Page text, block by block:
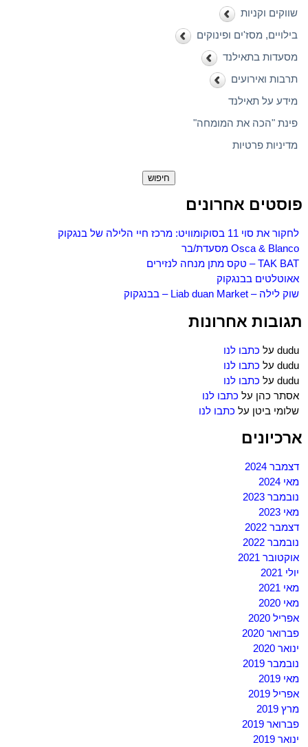
שווקים וקניות
בילויים, מסז'ים ופינוקים
מסעדות בתאילנד
תרבות ואירועים
מידע על תאילנד
פינת "הכה את המומחה"
מדיניות פרטיות
פוסטים אחרונים
לחקור את סוי 11 בסוקומוויט: מרכז חיי הלילה של בנגקוק
Osca & Blanco מסעדת/בר
TAK BAT – טקס מתן מנחה לנזירים
אאוטלטים בבנגקוק
שוק לילה – Liab duan Market – בבנגקוק
תגובות אחרונות
dudu על כתבו לנו
dudu על כתבו לנו
dudu על כתבו לנו
אסתר כהן על כתבו לנו
שלומי ביטן על כתבו לנו
ארכיונים
דצמבר 2024
מאי 2024
נובמבר 2023
מאי 2023
דצמבר 2022
נובמבר 2022
אוקטובר 2021
יולי 2021
מאי 2021
מאי 2020
אפריל 2020
פברואר 2020
ינואר 2020
נובמבר 2019
מאי 2019
אפריל 2019
מרץ 2019
פברואר 2019
ינואר 2019